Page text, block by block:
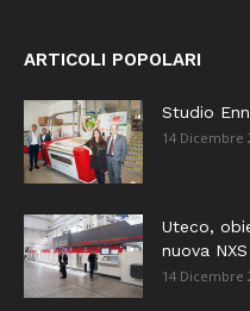
ARTICOLI POPOLARI
Studio
14 Dicembre
Uteco,
nuova
14 Dicembre